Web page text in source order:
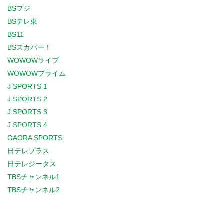
BSフジ
BSテレ東
BS11
BSスカパー！
WOWOWライブ
WOWOWプライム
J SPORTS 1
J SPORTS 2
J SPORTS 3
J SPORTS 4
GAORA SPORTS
日テレプラス
日テレジータス
TBSチャンネル1
TBSチャンネル2